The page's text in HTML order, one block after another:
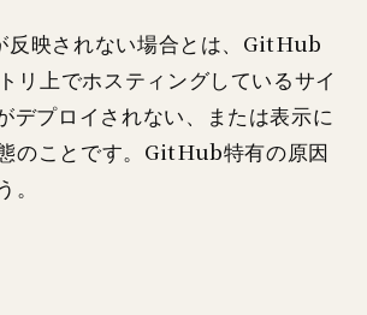
映されない場合とは、GitHub
リ上でホスティングしているサイ
デプロイされない、または表示に
のことです。GitHub特有の原因
。